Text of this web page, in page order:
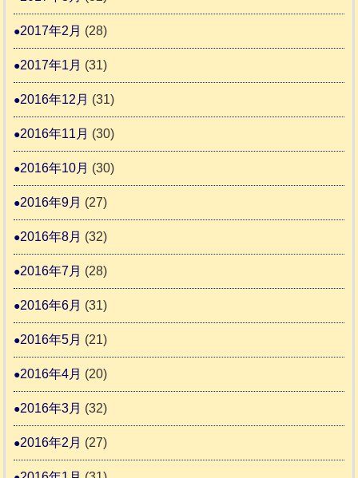
2017年2月 (28)
2017年1月 (31)
2016年12月 (31)
2016年11月 (30)
2016年10月 (30)
2016年9月 (27)
2016年8月 (32)
2016年7月 (28)
2016年6月 (31)
2016年5月 (21)
2016年4月 (20)
2016年3月 (32)
2016年2月 (27)